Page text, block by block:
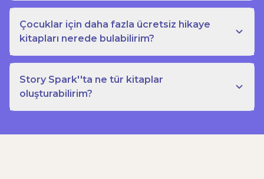
Çocuklar için daha fazla ücretsiz hikaye
kitapları nerede bulabilirim?
Story Spark''ta ne tür kitaplar
oluşturabilirim?